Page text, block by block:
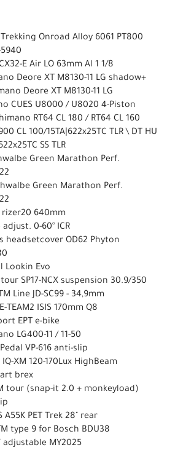
Onroad Alloy 6061 PT800
E Air LO 63mm Al 1 1/8
Deore XT M8130-11 LG shadow+
Deore XT M8130-11 LG
CUES U8000 / U8020 4-Piston
RT64 CL 180 / RT64 CL 160
CL 100/15TA|622x25TC TLR \ DT HU
SS TLR
Green Marathon Perf.
Green Marathon Perf.
rizer20 640mm
adjust. 0-60° ICR
headsetcover OD62 Phyton
Lookin Evo
SP17-NCX suspension 30.9/350
Line JD-SC99 - 34,9mm
TEAM2 ISIS 170mm Q8
EPT e-bike
LG400-11 / 11-50
VP-616 anti-slip
IQ-XM 120-170Lux HighBeam
brex
tour (snap-it 2.0 + monkeyload)
A55K PET Trek 28" rear
type 9 for Bosch BDU38
adjustable MY2025